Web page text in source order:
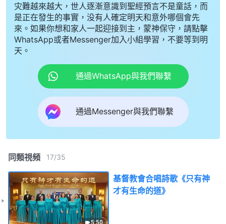
灾難越來越大，世人逐漸意識到聖經預言不是童話，而
是正在發生的事實，没有人確定明天和意外哪個會先
來。如果你想和家人一起迎接到主，蒙神保守，請點擊
WhatsApp或者Messenger加入小組學習，不要等到明
天。
通過WhatsApp與我們聯繫
通過Messenger與我們聯繫
同類視頻 17/35
5:50
基督教會合唱詩歌《只有神
才有生命的道》